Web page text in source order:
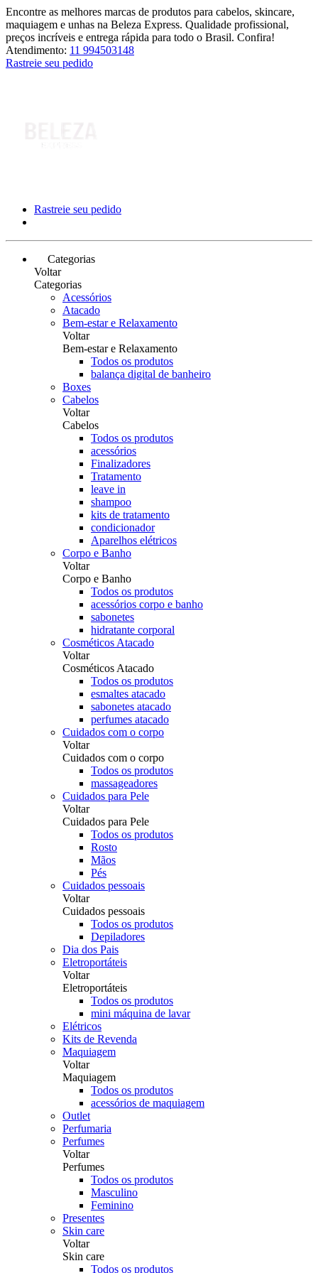
Encontre as melhores marcas de produtos para cabelos, skincare,
maquiagem e unhas na Beleza Express. Qualidade profissional,
preços incríveis e entrega rápida para todo o Brasil. Confira!
Atendimento: 11 994503148
Rastreie seu pedido
Rastreie seu pedido
Categorias
Voltar
Categorias
Acessórios
Atacado
Bem-estar e Relaxamento
Voltar
Bem-estar e Relaxamento
Todos os produtos
balança digital de banheiro
Boxes
Cabelos
Voltar
Cabelos
Todos os produtos
acessórios
Finalizadores
Tratamento
leave in
shampoo
kits de tratamento
condicionador
Aparelhos elétricos
Corpo e Banho
Voltar
Corpo e Banho
Todos os produtos
acessórios corpo e banho
sabonetes
hidratante corporal
Cosméticos Atacado
Voltar
Cosméticos Atacado
Todos os produtos
esmaltes atacado
sabonetes atacado
perfumes atacado
Cuidados com o corpo
Voltar
Cuidados com o corpo
Todos os produtos
massageadores
Cuidados para Pele
Voltar
Cuidados para Pele
Todos os produtos
Rosto
Mãos
Pés
Cuidados pessoais
Voltar
Cuidados pessoais
Todos os produtos
Depiladores
Dia dos Pais
Eletroportáteis
Voltar
Eletroportáteis
Todos os produtos
mini máquina de lavar
Elétricos
Kits de Revenda
Maquiagem
Voltar
Maquiagem
Todos os produtos
acessórios de maquiagem
Outlet
Perfumaria
Perfumes
Voltar
Perfumes
Todos os produtos
Masculino
Feminino
Presentes
Skin care
Voltar
Skin care
Todos os produtos